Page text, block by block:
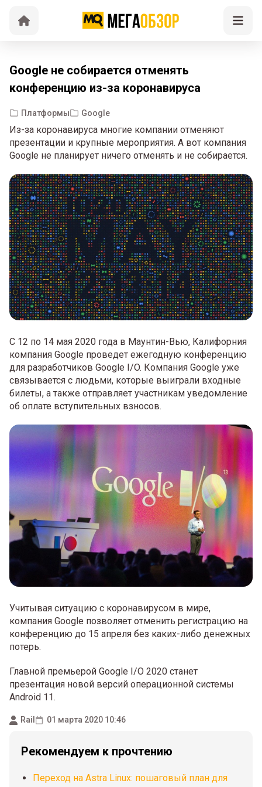
Google не собирается отменять
конференцию из-за коронавируса
Платформы Google
Из-за коронавируса многие компании отменяют
презентации и крупные мероприятия. А вот компания
Google не планирует ничего отменять и не собирается.
С 12 по 14 мая 2020 года в Маунтин-Вью, Калифорния
компания Google проведет ежегодную конференцию
для разработчиков Google I/O. Компания Google уже
связывается с людьми, которые выиграли входные
билеты, а также отправляет участникам уведомление
об оплате вступительных взносов.
Учитывая ситуацию с коронавирусом в мире,
компания Google позволяет отменить регистрацию на
конференцию до 15 апреля без каких-либо денежных
потерь.
Главной премьерой Google I/O 2020 станет
презентация новой версий операционной системы
Android 11.
Rail 01 марта 2020 10:46
Рекомендуем к прочтению
Переход на Astra Linux: пошаговый план для